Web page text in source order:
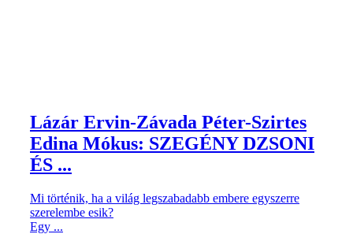
Lázár Ervin-Závada Péter-Szirtes
Edina Mókus: SZEGÉNY DZSONI
ÉS ...
Mi történik, ha a világ legszabadabb embere egyszerre
szerelembe esik?
Egy ...